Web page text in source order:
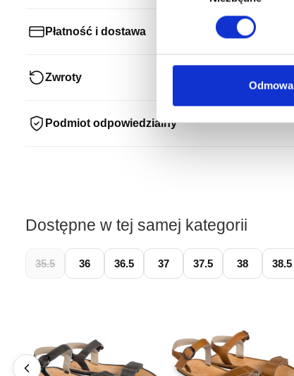
Odmowa
Płatność i dostawa
Zwroty
Podmiot odpowiedzialny
Dostępne w tej samej kategorii
35.5 36 36.5 37 37.5 38 38.5